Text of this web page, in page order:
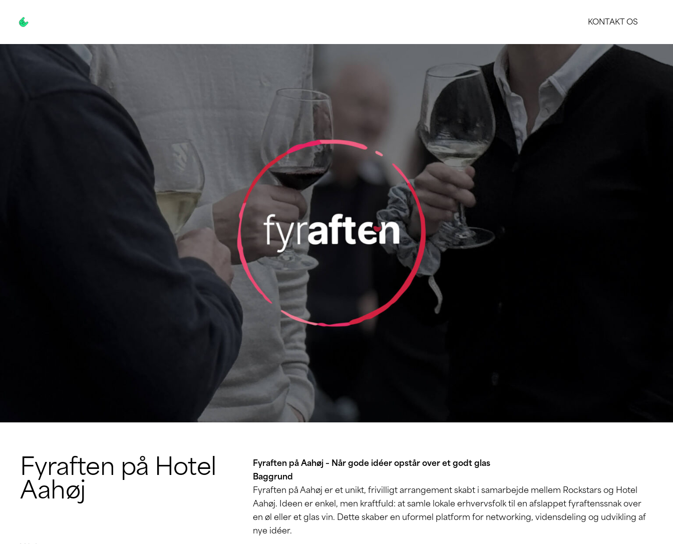
KONTAKT OS
KONTAKT OS
Fyraften på Hotel
Aahøj​
Fyraften på Aahøj – Når gode idéer opstår over et godt glas
Baggrund
Fyraften på Aahøj er et unikt, frivilligt arrangement skabt i samarbejde mellem Rockstars og Hotel
Aahøj. Ideen er enkel, men kraftfuld: at samle lokale erhvervsfolk til en afslappet fyraftenssnak over
en øl eller et glas vin. Dette skaber en uformel platform for networking, vidensdeling og udvikling af
nye idéer.